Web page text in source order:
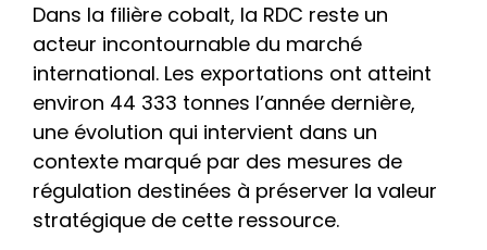
Dans la filière cobalt, la RDC reste un
acteur incontournable du marché
international. Les exportations ont atteint
environ 44 333 tonnes l’année dernière,
une évolution qui intervient dans un
contexte marqué par des mesures de
régulation destinées à préserver la valeur
stratégique de cette ressource.